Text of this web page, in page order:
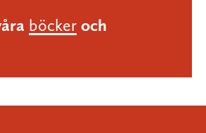
böcker och